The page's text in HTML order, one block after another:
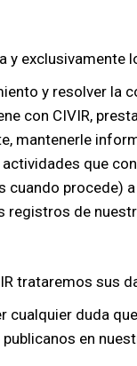
y
y resolver la
con CIVIR,
mantenerle
que
procede)
de
trataremos sus
duda
en